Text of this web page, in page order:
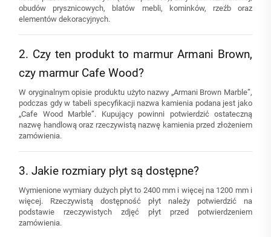
obudów prysznicowych, blatów mebli, kominków, rzeźb oraz
elementów dekoracyjnych.
2. Czy ten produkt to marmur Armani Brown,
czy marmur Cafe Wood?
W oryginalnym opisie produktu użyto nazwy „Armani Brown Marble”,
podczas gdy w tabeli specyfikacji nazwa kamienia podana jest jako
„Cafe Wood Marble”. Kupujący powinni potwierdzić ostateczną
nazwę handlową oraz rzeczywistą nazwę kamienia przed złożeniem
zamówienia.
3. Jakie rozmiary płyt są dostępne?
Wymienione wymiary dużych płyt to 2400 mm i więcej na 1200 mm i
więcej. Rzeczywistą dostępność płyt należy potwierdzić na
podstawie rzeczywistych zdjęć płyt przed potwierdzeniem
zamówienia.